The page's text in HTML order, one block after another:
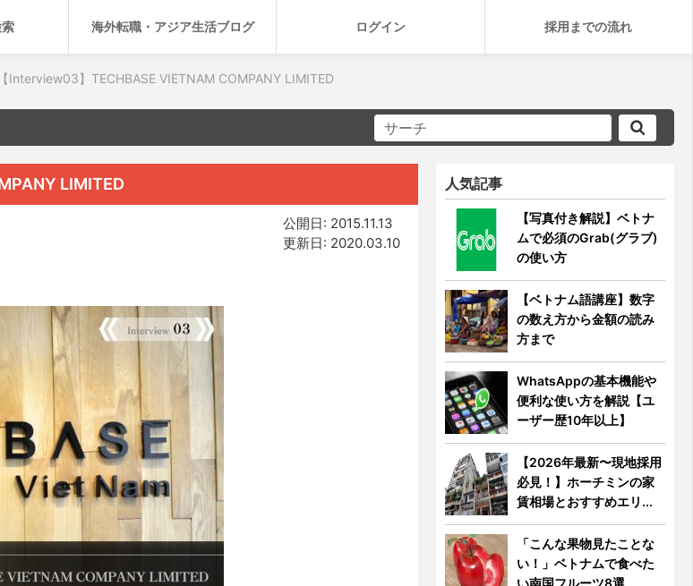
海外転職・アジア生活ブログ ログイン 採用までの流れ
【Interview03】TECHBASE VIETNAM COMPANY LIMITED
LIMITED
公開日: 2015.11.13
更新日: 2020.03.10
人気記事
【写真付き解説】ベトナ
ムで必須のGrab(グラブ)
の使い方
【ベトナム語講座】数字
の数え方から金額の読み
方まで
WhatsAppの基本機能や
便利な使い方を解説【ユ
ーザー歴10年以上】
【2026年最新〜現地採用
必見！】ホーチミンの家
賃相場とおすすめエリ...
「こんな果物見たことな
い！」ベトナムで食べた
い南国フルーツ8選